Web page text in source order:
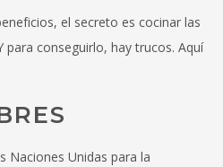
el secreto es cocinar las
conseguirlo, hay trucos. Aquí
Naciones Unidas para la